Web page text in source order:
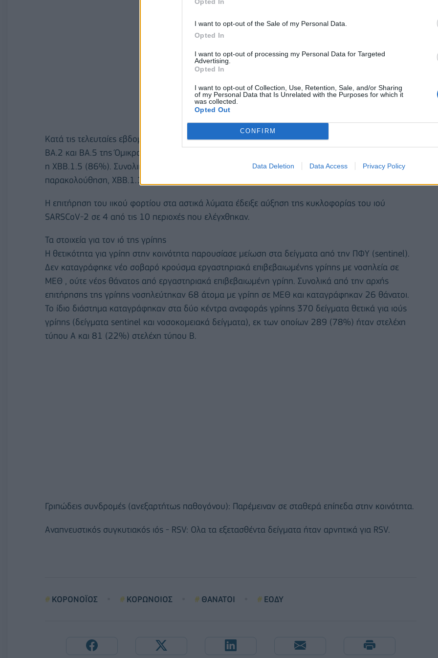
I want to opt-out of the Sale of my Personal Data.
Opted In
I want to opt-out of processing my Personal Data for Targeted
Advertising.
Opted In
I want to opt-out of Collection, Use, Retention, Sale, and/or Sharing
of my Personal Data that Is Unrelated with the Purposes for which it
was collected.
Opted Out
CONFIRM
Data Deletion Data Access Privacy Policy
Κατά τις τελευταίες εβδομάδες όλα τα αλληλουχηθέντα στελέχη ανήκαν στις υπο-παραλλαγές
ΒΑ.2 και ΒΑ.5 της Όμικρον, με τη ΒΑ.2 να υπερτερεί . Η συχνότερη υπο-παραλλαγή της ΒΑ.2 ήταν
η XBB.1.5 (86%). Συνολικά έχουν ανιχνευθεί 66 δείγματα θετικά για τη νέα παραλλαγή υπό
παρακολούθηση, ΧΒΒ.1.16.
Η επιτήρηση του ιικού φορτίου στα αστικά λύματα έδειξε αύξηση της κυκλοφορίας του ιού
SARSCoV-2 σε 4 από τις 10 περιοχές που ελέγχθηκαν.
Τα στοιχεία για τον ιό της γρίπης
Η θετικότητα για γρίπη στην κοινότητα παρουσίασε μείωση στα δείγματα από την ΠΦΥ (sentinel).
Δεν καταγράφηκε νέο σοβαρό κρούσμα εργαστηριακά επιβεβαιωμένης γρίπης με νοσηλεία σε
ΜΕΘ , ούτε νέος θάνατος από εργαστηριακά επιβεβαιωμένη γρίπη. Συνολικά από την αρχής
επιτήρησης της γρίπης νοσηλεύτηκαν 68 άτομα με γρίπη σε ΜΕΘ και καταγράφηκαν 26 θάνατοι.
Το ίδιο διάστημα καταγράφηκαν στα δύο κέντρα αναφοράς γρίπης 370 δείγματα θετικά για ιούς
γρίπης (δείγματα sentinel και νοσοκομειακά δείγματα), εκ των οποίων 289 (78%) ήταν στελέχη
τύπου Α και 81 (22%) στελέχη τύπου Β.
Γριπώδεις συνδρομές (ανεξαρτήτως παθογόνου): Παρέμειναν σε σταθερά επίπεδα στην κοινότητα.
Αναπνευστικός συγκυτιακός ιός - RSV: Ολα τα εξετασθέντα δείγματα ήταν αρνητικά για RSV.
ΚΟΡΟΝΟΪΟΣ ΚΟΡΩΝΟΙΟΣ ΘΑΝΑΤΟΙ ΕΟΔΥ